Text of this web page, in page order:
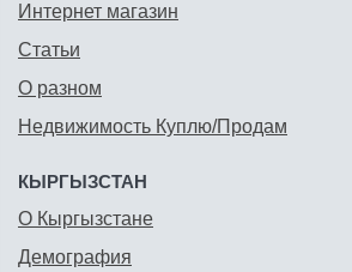
Интернет магазин
Статьи
О разном
Недвижимость Куплю/Продам
КЫРГЫЗСТАН
О Кыргызстане
Демография